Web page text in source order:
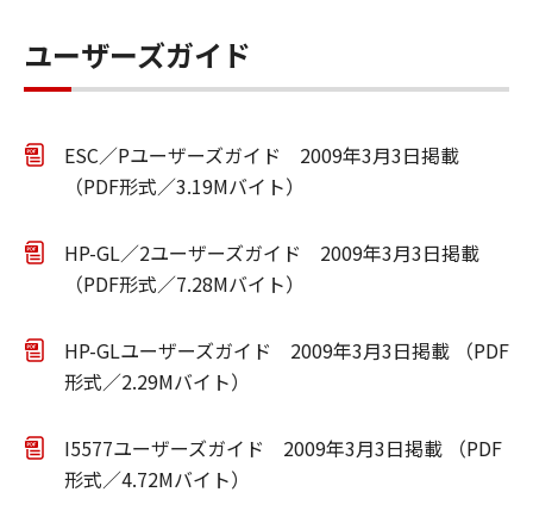
ユーザーズガイド
ESC／Pユーザーズガイド 2009年3月3日掲載
（PDF形式／3.19Mバイト）
HP-GL／2ユーザーズガイド 2009年3月3日掲載
（PDF形式／7.28Mバイト）
HP-GLユーザーズガイド 2009年3月3日掲載 （PDF
形式／2.29Mバイト）
I5577ユーザーズガイド 2009年3月3日掲載 （PDF
形式／4.72Mバイト）